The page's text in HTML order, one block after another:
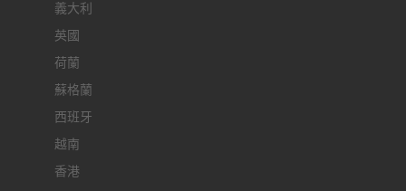
義大利
英國
荷蘭
蘇格蘭
西班牙
越南
香港